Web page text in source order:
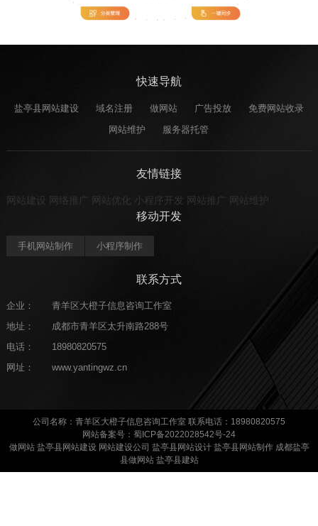
快速导航
盐亭县网站建设 域名注册 做网站 广告投放
免费网站收录
网站维护
服务器托管
友情链接
网站建设 网络推广 网站优化 小程序开发 网站推广 网站维护
移动开发
手机网站制作 小程序制作
联系方式
企业：
青羊区大橙子信息咨询工作室
地址：
成都市青羊区太升南路288号
电话：
18980820575
网址：
www.yantingwz.cn
公司名称：青羊区大橙子信息咨询工作室 联系电话：18980820575
网站备案号：蜀ICP备2022028542号-24
做网站盐亭县网站建设 网站建设公司 盐亭县网站设计 盐亭县网站制作 成都盐亭
县做网站 盐亭县建站